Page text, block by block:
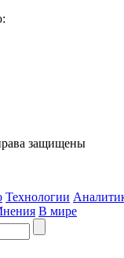
защищены
Технологии
В мире